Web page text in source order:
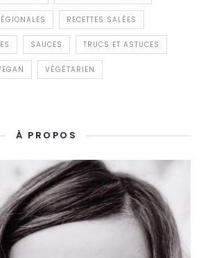
RECETTES SALÉES
SAUCES TRUCS ET ASTUCES
VÉGÉTARIEN
À PROPOS